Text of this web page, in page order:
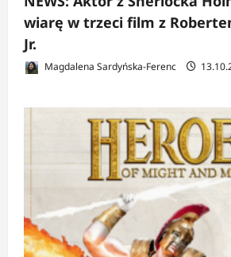
wiarę w trzeci film z
Jr.
Magdalena Sardyńska-Ferenc